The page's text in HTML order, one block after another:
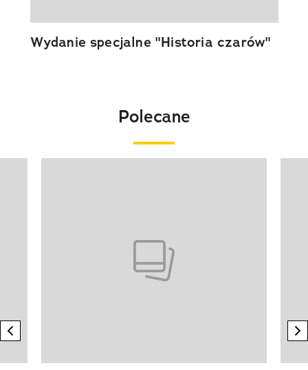
Wydanie specjalne "Historia czarów"
Polecane
previous element